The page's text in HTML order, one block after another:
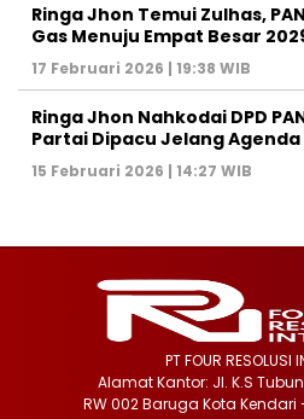
Ringa Jhon Temui Zulhas,
Gas Menuju Empat Besar
17 Februari 2026 | 19:38 WIB
Ringa Jhon Nahkodai DPD
Partai Dipacu Jelang
15 Februari 2026 | 14:27 WIB
PT FOUR RESOLUSI
Alamat Kantor: Jl. K.S
RW 002 Baruga Kota